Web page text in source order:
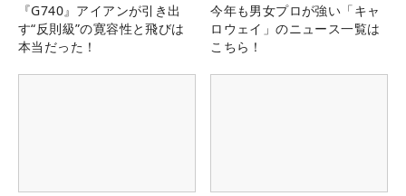
『G740』アイアンが引き出
す“反則級”の寛容性と飛びは
本当だった！
今年も男女プロが強い「キャ
ロウェイ」のニュース一覧は
こちら！